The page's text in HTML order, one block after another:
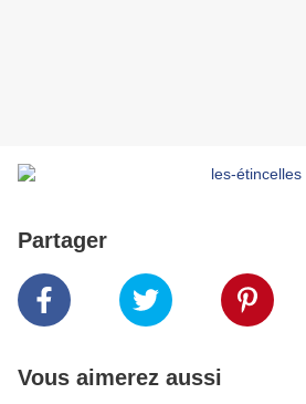
Partager
Vous aimerez aussi